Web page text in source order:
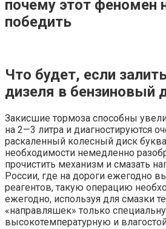
почему этот феномен
победить
Что будет, если
дизеля в бензиновый
Закисшие тормоза способны
на 2—3 литра и диагностируются
раскаленный колесный диск
необходимости немедленно
прочистить механизм и смазать
России, где на дороги ежегодно
реагентов, такую операцию
ежегодно, используя для смазки
«направляшек» только
высокотемпературную и